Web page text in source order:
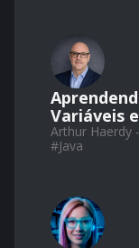
Variáveis
Arthur Haerdy
#Java